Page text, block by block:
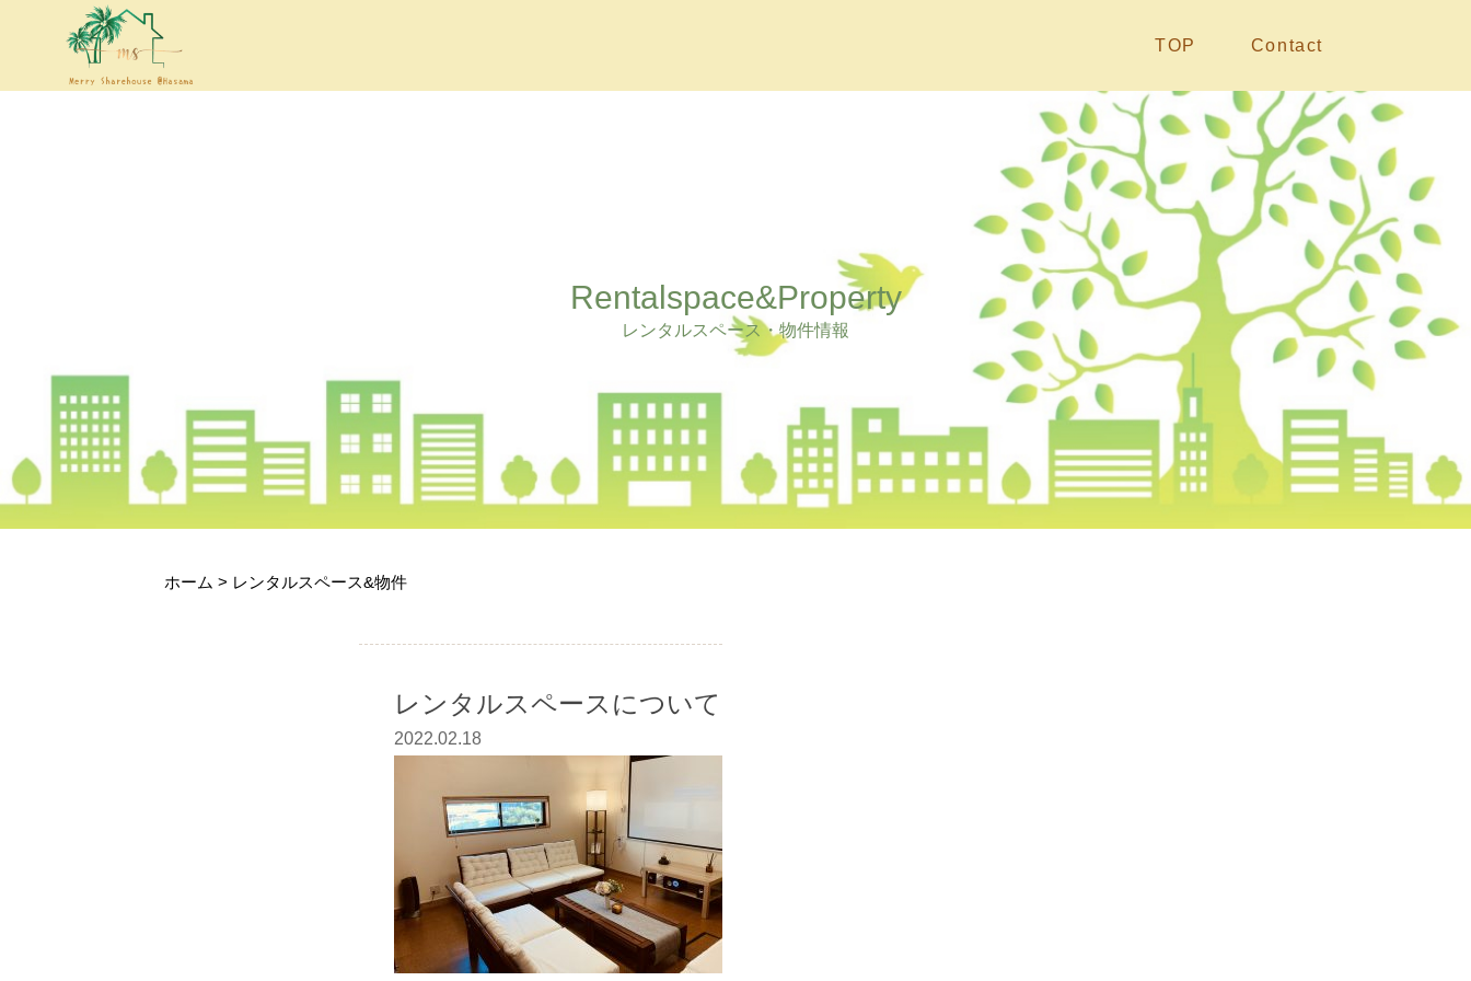
TOP Contact
Rentalspace&Property
レンタルスペース・物件情報
ホーム > レンタルスペース&物件
レンタルスペースについて
2022.02.18